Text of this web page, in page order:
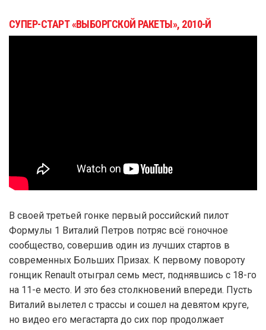
СУПЕР-СТАРТ «ВЫБОРГСКОЙ РАКЕТЫ», 2010-Й
В своей третьей гонке первый российский пилот
Формулы 1 Виталий Петров потряс всё гоночное
сообщество, совершив один из лучших стартов в
современных Больших Призах. К первому повороту
гонщик Renault отыграл семь мест, поднявшись с 18-го
на 11-е место. И это без столкновений впереди. Пусть
Виталий вылетел с трассы и сошел на девятом круге,
но видео его мегастарта до сих пор продолжает